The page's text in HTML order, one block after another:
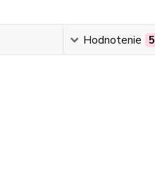
Hodnotenie 5